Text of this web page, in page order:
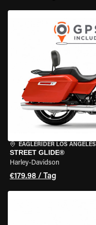
EAGLERIDER LOS ANGELES
STREET GLIDE®
Harley-Davidson
€179.98 / Tag